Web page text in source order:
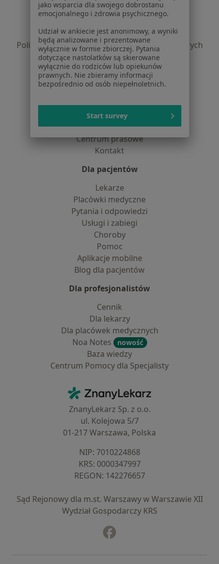
Regulamin
Polityka prywatności pacjentów
Polityka prywatności profesjonalistów
Polityka prywatności dla profesjonalistów, których
dane pozyskaliśmy samodzielnie
Polityka cookies
Jak działają wyniki wyszukiwania
Dostępność
O nas
Praca Rekrutujemy!
Partnerzy
Centrum prasowe
Kontakt
Dla pacjentów
Lekarze
Placówki medyczne
Pytania i odpowiedzi
Usługi i zabiegi
Choroby
Pomoc
Aplikacje mobilne
Blog dla pacjentów
Dla profesjonalistów
Cennik
Dla lekarzy
Dla placówek medycznych
Noa Notes
nowość
Baza wiedzy
Centrum Pomocy dla Specjalisty
ZnanyLekarz - Strona główna
ZnanyLekarz Sp. z o.o.
ul. Kolejowa 5/7
01-217 Warszawa, Polska
NIP: ⁠7010224868
KRS: ⁠0000347997
REGON: ⁠142276657
Sąd Rejonowy dla m.st. Warszawy w Warszawie XII
Wydział Gospodarczy KRS
jako wsparcia dla swojego dobrostanu
emocjonalnego i zdrowia psychicznego.
Udział w ankiecie jest anonimowy, a wyniki
będą analizowane i prezentowane
wyłącznie w formie zbiorczej. Pytania
dotyczące nastolatków są skierowane
wyłącznie do rodziców lub opiekunów
prawnych. Nie zbieramy informacji
bezpośrednio od osób niepełnoletnich.
Start survey